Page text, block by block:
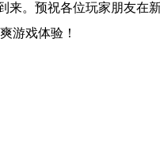
。预祝各位玩家朋友在
游戏体验！